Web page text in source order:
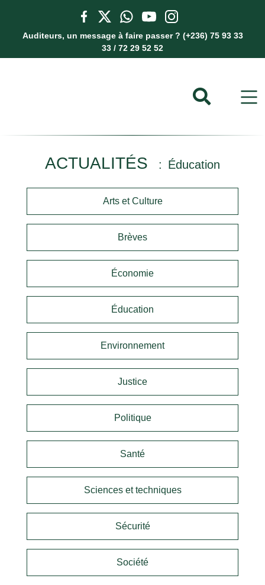
Auditeurs, un message à faire passer ? (+236) 75 93 33
33 / 72 29 52 52
ACTUALITÉS Éducation
Arts et Culture
Brèves
Économie
Éducation
Environnement
Justice
Politique
Santé
Sciences et techniques
Sécurité
Société